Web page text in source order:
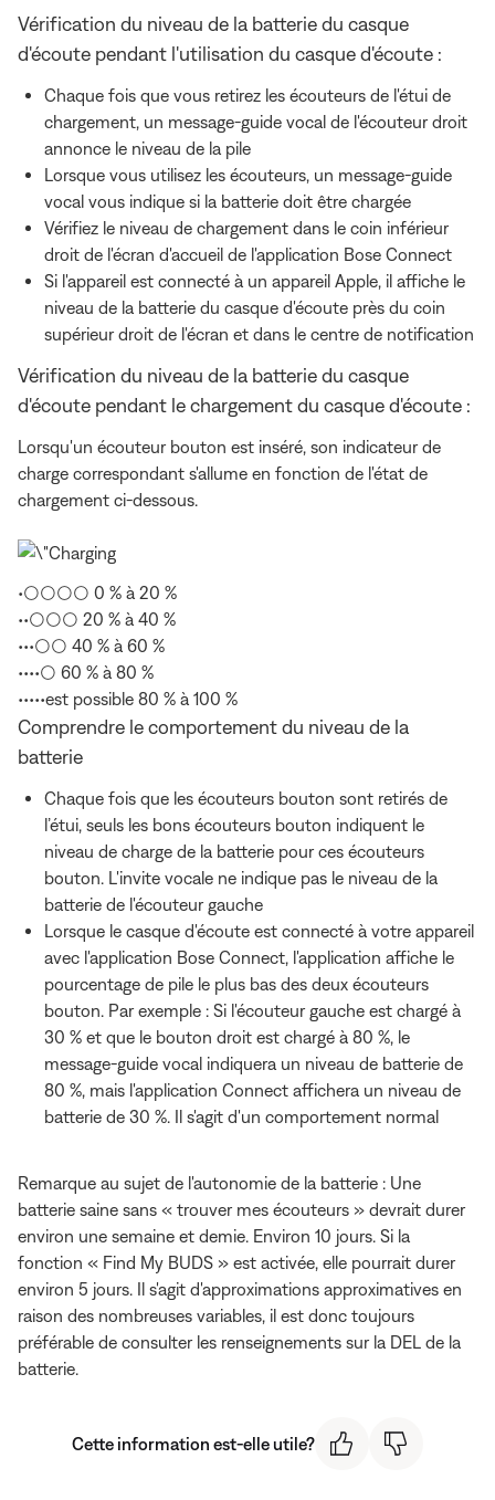
Vérification du niveau de la batterie du casque
d'écoute pendant l'utilisation du casque d'écoute :
Chaque fois que vous retirez les écouteurs de l'étui de
chargement, un message-guide vocal de l'écouteur droit
annonce le niveau de la pile
Lorsque vous utilisez les écouteurs, un message-guide
vocal vous indique si la batterie doit être chargée
Vérifiez le niveau de chargement dans le coin inférieur
droit de l'écran d'accueil de l'application Bose Connect
Si l'appareil est connecté à un appareil Apple, il affiche le
niveau de la batterie du casque d'écoute près du coin
supérieur droit de l'écran et dans le centre de notification
Vérification du niveau de la batterie du casque
d'écoute pendant le chargement du casque d'écoute :
Lorsqu'un écouteur bouton est inséré, son indicateur de
charge correspondant s'allume en fonction de l'état de
chargement ci-dessous.
•○○○○ 0 % à 20 %
••○○○ 20 % à 40 %
•••○○ 40 % à 60 %
••••○ 60 % à 80 %
•••••est possible 80 % à 100 %
Comprendre le comportement du niveau de la
batterie
Chaque fois que les écouteurs bouton sont retirés de
l’étui, seuls les bons écouteurs bouton indiquent le
niveau de charge de la batterie pour ces écouteurs
bouton. L'invite vocale ne indique pas le niveau de la
batterie de l'écouteur gauche
Lorsque le casque d'écoute est connecté à votre appareil
avec l'application Bose Connect, l'application affiche le
pourcentage de pile le plus bas des deux écouteurs
bouton. Par exemple : Si l'écouteur gauche est chargé à
30 % et que le bouton droit est chargé à 80 %, le
message-guide vocal indiquera un niveau de batterie de
80 %, mais l'application Connect affichera un niveau de
batterie de 30 %. Il s'agit d'un comportement normal
Remarque au sujet de l'autonomie de la batterie : Une
batterie saine sans « trouver mes écouteurs » devrait durer
environ une semaine et demie. Environ 10 jours. Si la
fonction « Find My BUDS » est activée, elle pourrait durer
environ 5 jours. Il s'agit d'approximations approximatives en
raison des nombreuses variables, il est donc toujours
préférable de consulter les renseignements sur la DEL de la
batterie.
Cette information est-elle utile?